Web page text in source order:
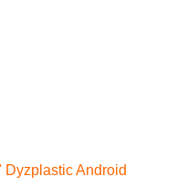
Dyzplastic Android